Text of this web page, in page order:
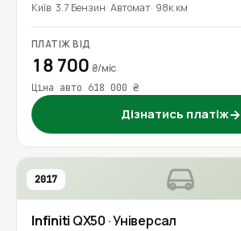
Київ 3.7 Бензин Автомат 98к км
ПЛАТІЖ ВІД
18 700 ₴/міс
Ціна авто 618 000 ₴
Дізнатись платіж→
2017
Infiniti QX50 · Універсал